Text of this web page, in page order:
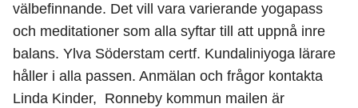
välbefinnande. Det vill vara varierande yogapass
och meditationer som alla syftar till att uppnå inre
balans. Ylva Söderstam certf. Kundaliniyoga lärare
håller i alla passen. Anmälan och frågor kontakta
Linda Kinder, Ronneby kommun mailen är